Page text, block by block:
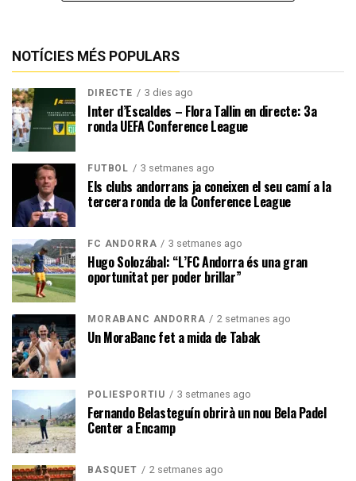
NOTÍCIES MÉS POPULARS
DIRECTE 3 dies ago
Inter d’Escaldes – Flora Tallin en directe: 3a
ronda UEFA Conference League
FUTBOL 3 setmanes ago
Els clubs andorrans ja coneixen el seu camí a la
tercera ronda de la Conference League
FC ANDORRA 3 setmanes ago
Hugo Solozábal: “L’FC Andorra és una gran
oportunitat per poder brillar”
MORABANC ANDORRA 2 setmanes ago
Un MoraBanc fet a mida de Tabak
POLIESPORTIU 3 setmanes ago
Fernando Belasteguín obrirà un nou Bela Padel
Center a Encamp
BÀSQUET 2 setmanes ago